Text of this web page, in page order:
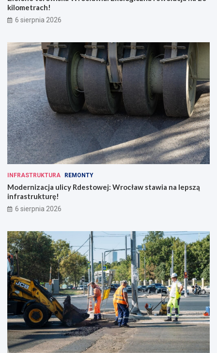
r
ó
o
d
z
e
n
n
o
ś
c
i
kilometrach!
6 sierpnia 2026
INFRASTRUKTURA REMONTY
Modernizacja ulicy Rdestowej: Wrocław stawia na lepszą
infrastrukturę!
6 sierpnia 2026